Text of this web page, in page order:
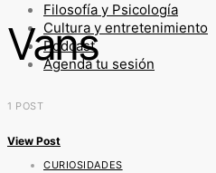
Filosofía y Psicología
Cultura y entretenimiento
Podcast
Agenda tu sesión
Vans
1 POST
View Post
CURIOSIDADES